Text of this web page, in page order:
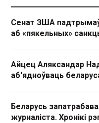
Сенат ЗША падтрымаў
аб «пякельных»
Айцец Аляксандар
аб'ядноўваць
Беларусь
журналіста. Хронікі